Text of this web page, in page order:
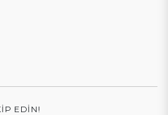
EDIN!